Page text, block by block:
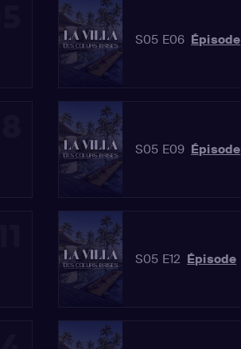
S05 E06 Épisode
S05 E09 Épisode
S05 E12 Épisode